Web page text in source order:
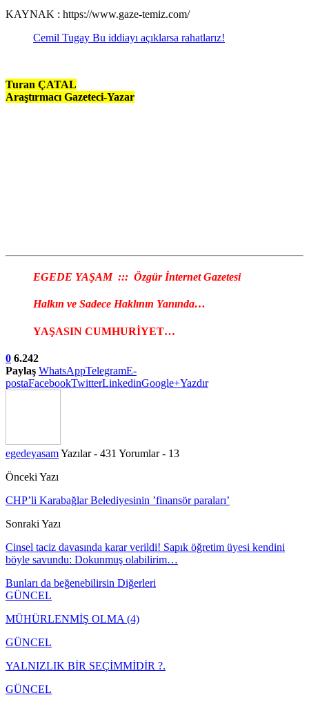
KAYNAK : https://www.gaze-temiz.com/
Cemil Tugay Bu iddiayı açıklarsa rahatlarız!
Turan ÇATAL
Araştırmacı Gazeteci-Yazar
EGEDE YAŞAM ::: Özgür İnternet Gazetesi
Halkın ve Sadece Haklının Yanında…
YAŞASIN CUMHURİYET…
0 6.242
Paylaş WhatsAppTelegramE-
postaFacebookTwitterLinkedinGoogle+Yazdır
egedeyasamYazılar - 431 Yorumlar - 13
Önceki Yazı
CHP’li Karabağlar Belediyesinin ’finansör paraları’
Sonraki Yazı
Cinsel taciz davasında karar verildi! Sapık öğretim üyesi kendini
böyle savundu: Dokunmuş olabilirim…
Bunları da beğenebilirsin Diğerleri
GÜNCEL
MÜHÜRLENMİŞ OLMA (4)
GÜNCEL
YALNIZLIK BİR SEÇİMMİDİR ?.
GÜNCEL